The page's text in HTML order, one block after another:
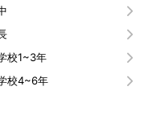
校1~3年
校4~6年